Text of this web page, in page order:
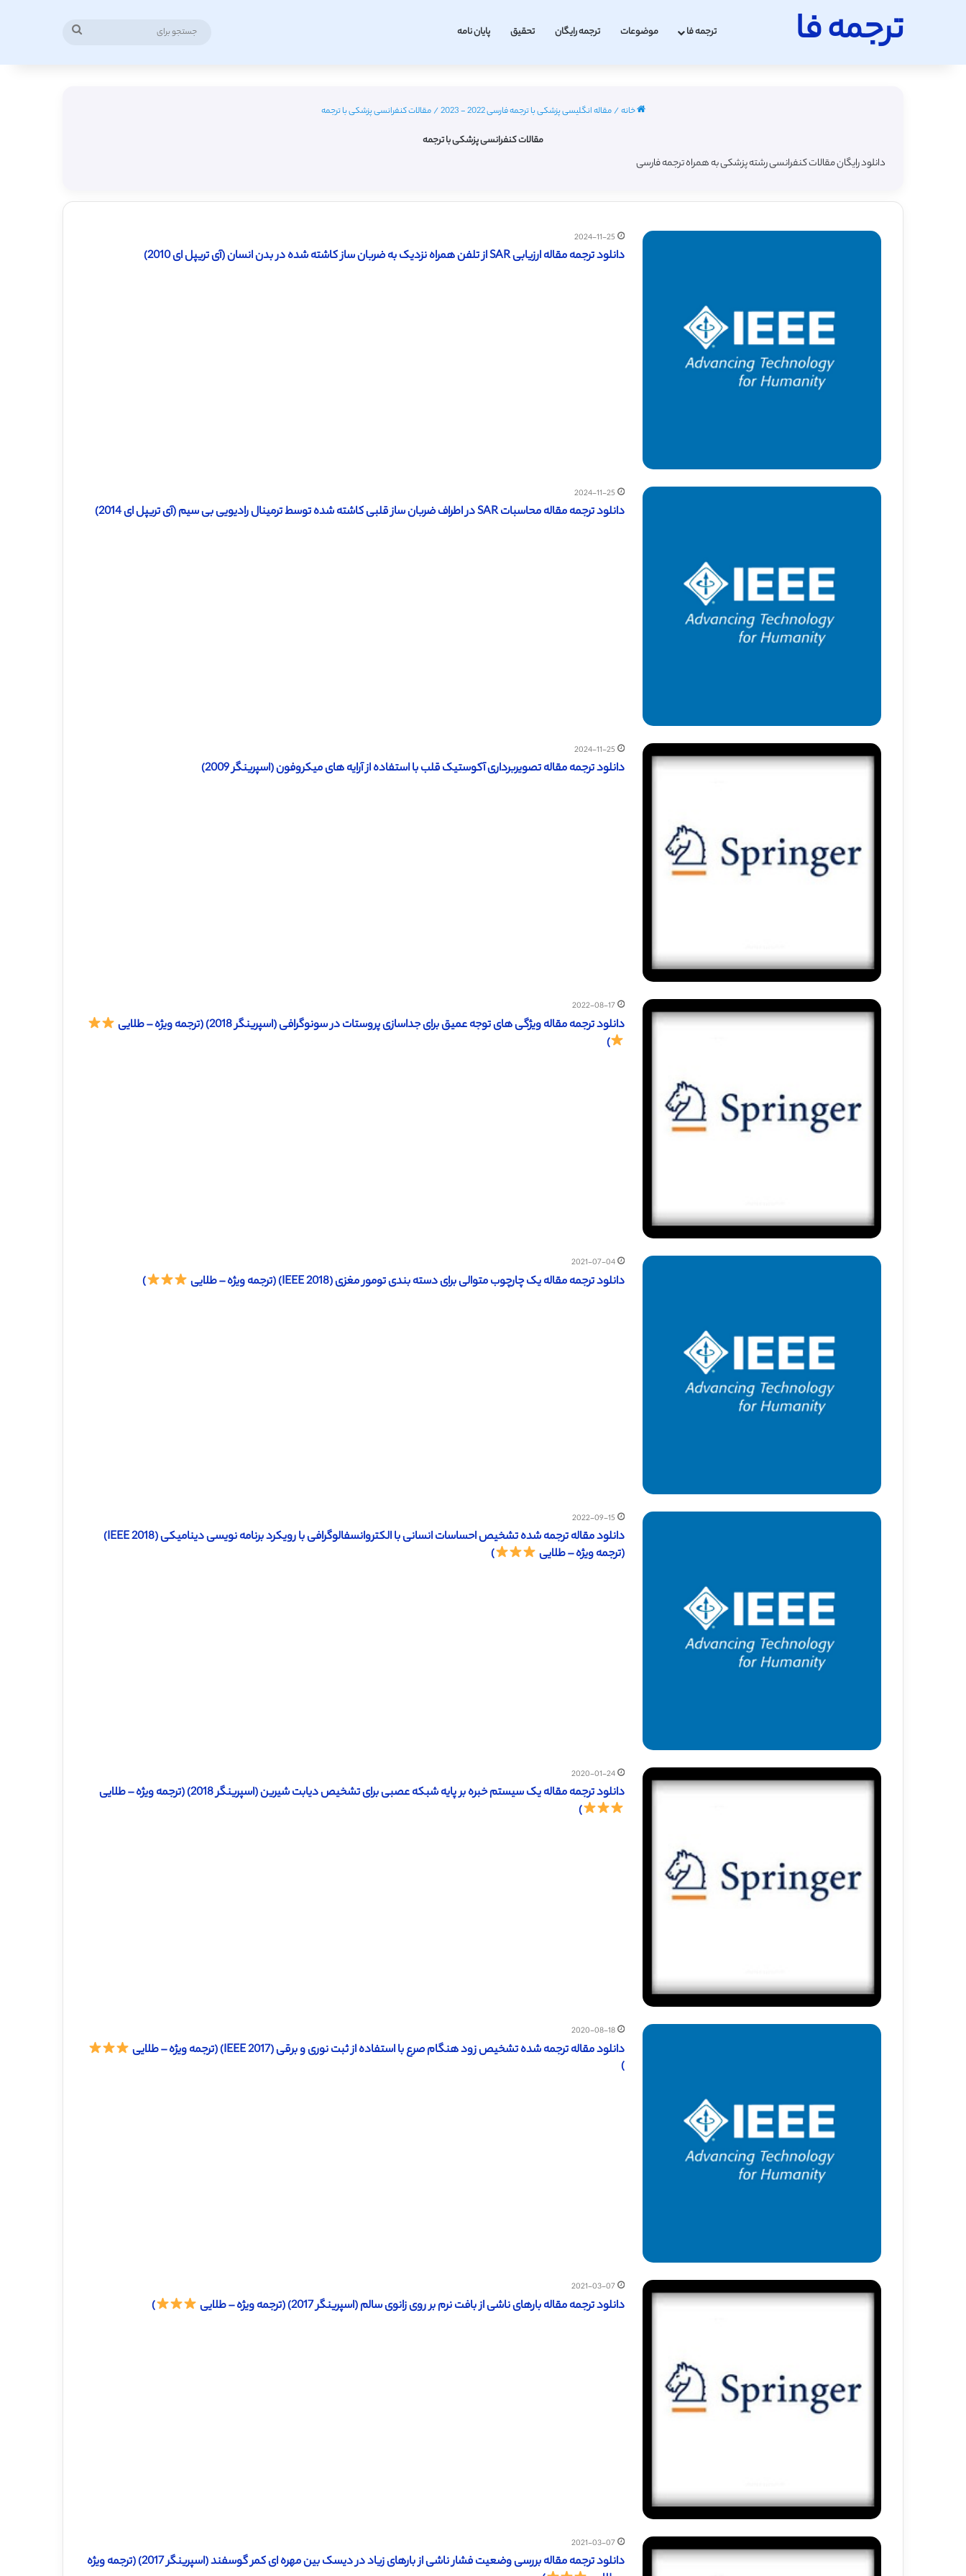
ترجمه فا ترجمه فا موضوعات ترجمه رایگان تحقیق پایان نامه
خانه/مقاله انگلیسی پزشکی با ترجمه فارسی 2022 - 2023 /مقالات کنفرانسی پزشکی با ترجمه
مقالات کنفرانسی پزشکی با ترجمه
دانلود رایگان مقالات کنفرانسی رشته پزشکی به همراه ترجمه فارسی
2024-11-25
دانلود ترجمه مقاله ارزیابی SAR از تلفن همراه نزدیک به ضربان ساز کاشته شده در بدن انسان (آی تریپل ای 2010)
2024-11-25
دانلود ترجمه مقاله محاسبات SAR در اطراف ضربان ساز قلبی کاشته شده توسط ترمینال رادیویی بی سیم (آی تریپل ای 2014)
2024-11-25
دانلود ترجمه مقاله تصویربرداری آکوستیک قلب با استفاده از آرایه های میکروفون (اسپرینگر 2009)
2022-08-17
دانلود ترجمه مقاله ویژگی های توجه عمیق برای جداسازی پروستات در سونوگرافی (اسپرینگر 2018) (ترجمه ویژه – طلایی
)
2021-07-04
دانلود ترجمه مقاله یک چارچوب متوالی برای دسته بندی تومور مغزی (IEEE 2018) (ترجمه ویژه – طلایی )
2022-09-15
دانلود مقاله ترجمه شده تشخیص احساسات انسانی با الکتروانسفالوگرافی با رویکرد برنامه نویسی دینامیکی (IEEE 2018)
(ترجمه ویژه – طلایی
)
2020-01-24
دانلود ترجمه مقاله یک سیستم خبره بر پایه شبکه عصبی برای تشخیص دیابت شیرین (اسپرینگر 2018) (ترجمه ویژه – طلایی
)
2020-08-18
دانلود مقاله ترجمه شده تشخیص زود هنگام صرع با استفاده از ثبت نوری و برقی (IEEE 2017) (ترجمه ویژه – طلایی
)
2021-03-07
دانلود ترجمه مقاله بارهای ناشی از بافت نرم بر روی زانوی سالم (اسپرینگر 2017) (ترجمه ویژه – طلایی )
2021-03-07
دانلود ترجمه مقاله بررسی وضعیت فشار ناشی از بارهای زیاد در دیسک بین مهره ای کمر گوسفند (اسپرینگر 2017) (ترجمه ویژه